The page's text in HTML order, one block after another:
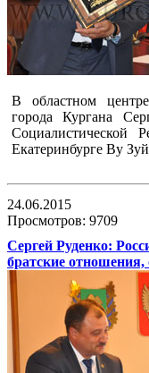
В областном
города Кургана
Социалистической
Екатеринбурге Ву
24.06.2015
Просмотров: 9709
Сергей Руденко:
братские